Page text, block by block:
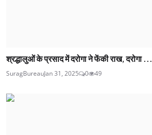
श्रद्धालुओं के प्रसाद में दरोगा ने फेंकी राख, दरोगा ...
SuragBureauJan 31, 2025 0 49